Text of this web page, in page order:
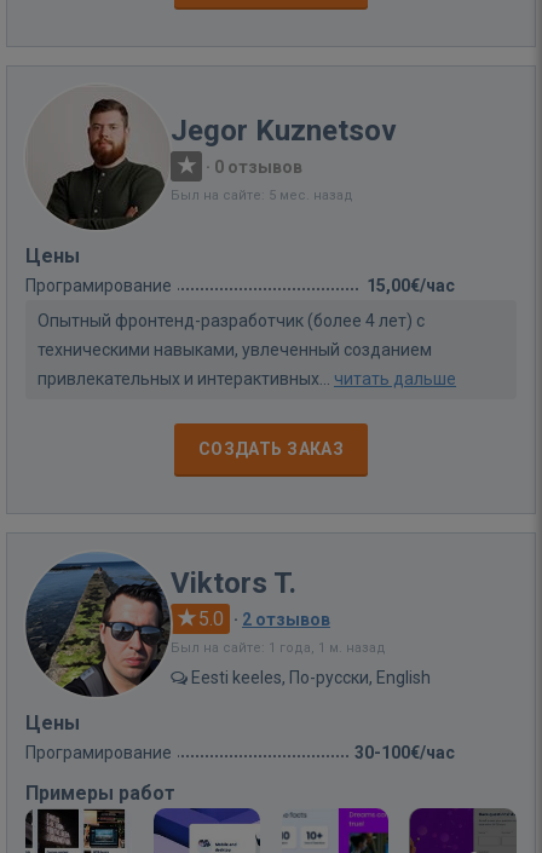
Jegor Kuznetsov
· 0 отзывов
Был на сайте: 5 мес. назад
Цены
Програмирование
15,00€/час
Опытный фронтенд-разработчик (более 4 лет) с
техническими навыками, увлеченный созданием
привлекательных и интерактивных... читать дальше
СОЗДАТЬ ЗАКАЗ
Viktors T.
5.0 · 2 отзывов
Был на сайте: 1 года, 1 м. назад
Eesti keeles, По-русски, English
Цены
Програмирование 30-100€/час
Примеры работ